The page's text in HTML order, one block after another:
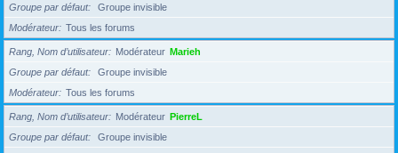
Groupe par défaut
Groupe invisible
Modérateur
Tous les forums
Rang, Nom d’utilisateur Modérateur Marieh
Groupe par défaut
Groupe invisible
Modérateur
Tous les forums
Rang, Nom d’utilisateur Modérateur PierreL
Groupe par défaut
Groupe invisible